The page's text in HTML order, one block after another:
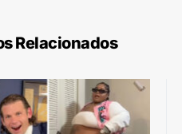
Relacionados